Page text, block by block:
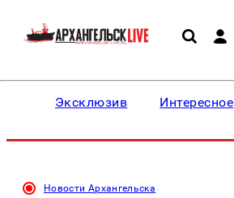
Эксклюзив Интересное
Новости Архангельска